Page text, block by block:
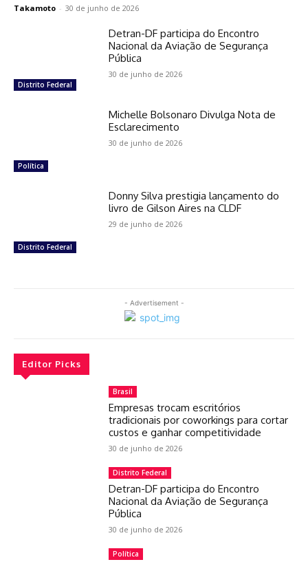
Takamoto - 30 de junho de 2026
Distrito Federal
Detran-DF participa do Encontro
Nacional da Aviação de Segurança
Pública
30 de junho de 2026
Política
Michelle Bolsonaro Divulga Nota de
Esclarecimento
30 de junho de 2026
Distrito Federal
Donny Silva prestigia lançamento do
livro de Gilson Aires na CLDF
29 de junho de 2026
- Advertisement -
Editor Picks
Brasil
Empresas trocam escritórios
tradicionais por coworkings para cortar
custos e ganhar competitividade
30 de junho de 2026
Distrito Federal
Detran-DF participa do Encontro
Nacional da Aviação de Segurança
Pública
30 de junho de 2026
Política